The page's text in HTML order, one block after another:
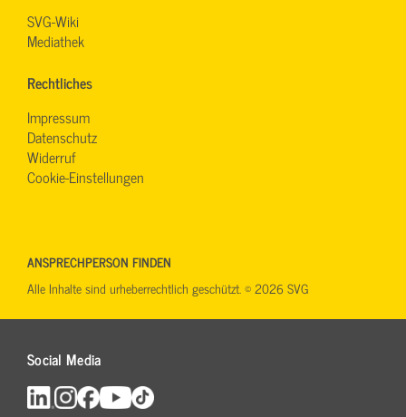
SVG-Wiki
Mediathek
Rechtliches
Impressum
Datenschutz
Widerruf
Cookie-Einstellungen
Social Media
ANSPRECHPERSON FINDEN
Alle Inhalte sind urheberrechtlich geschützt. © 2026 SVG